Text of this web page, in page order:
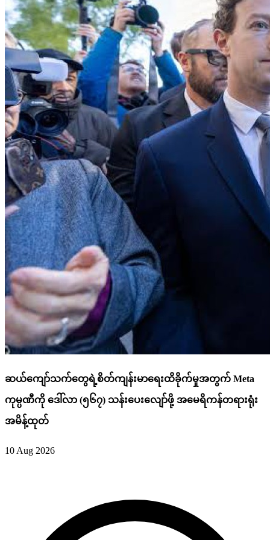
ဆယ်ကျော်သက်တွေရဲ့စိတ်ကျန်းမာရေးထိခိုက်မှုအတွက် Meta
ကုမ္ပဏီကို ဒေါ်လာ (၅၆၇) သန်းပေးလျော်ဖို့ အမေရိကန်တရားရုံး
အမိန့်ထုတ်
10 Aug 2026